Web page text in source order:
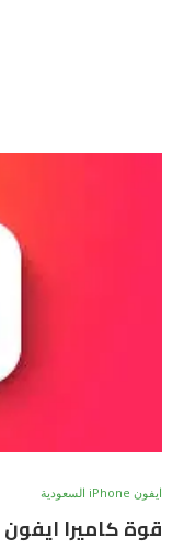
ايفون iPhone السعودية
قوة كاميرا ايفون 15 بالبكسل